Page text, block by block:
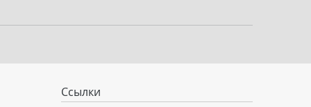
Ссылки